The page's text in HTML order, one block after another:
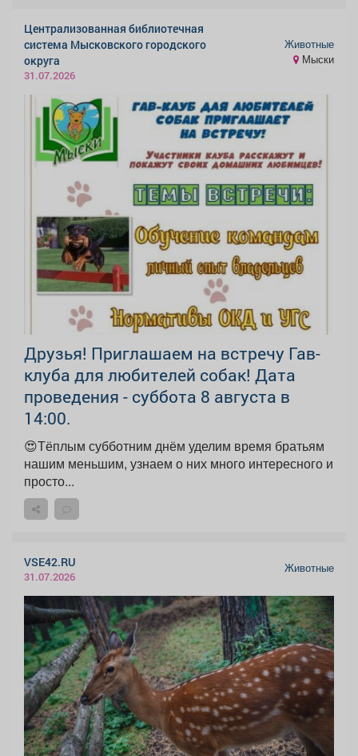
Централизованная библиотечная
система Мысковского городского
округа
31.07.2026
Животные
Мыски
Друзья! Приглашаем на встречу Гав-
клуба для любителей собак! Дата
проведения - суббота 8 августа в
14:00.
😍Тёплым субботним днём уделим время братьям
нашим меньшим, узнаем о них много интересного и
просто...
VSE42.RU
31.07.2026
Животные